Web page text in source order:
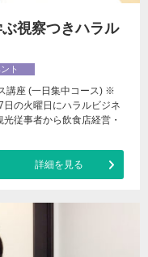
ぶ視察つきハラル
ト
講座 (一日集中コース) ※
の火曜日にハラルビジネ
従事者から飲食店経営・
詳細を見る